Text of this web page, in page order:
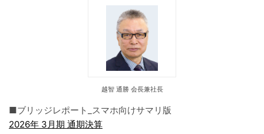
越智 通勝 会長兼社長
■ブリッジレポート_スマホ向けサマリ版
2026年 3月期 通期決算